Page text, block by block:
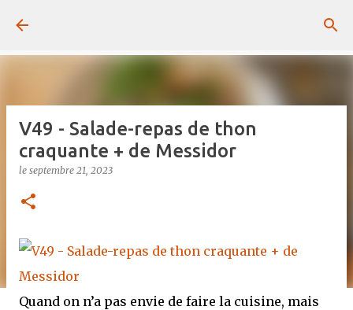
V49 - Salade-repas de thon
craquante + de Messidor
le septembre 21, 2023
Quand on n’a pas envie de faire la cuisine, mais